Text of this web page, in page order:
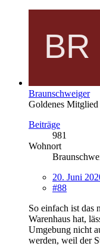
Braunschweiger
Goldenes Mitglied
Beiträge
981
Wohnort
20. Juni
#88
So einfach ist das
Warenhaus hat,
Umgebung nicht
werden, weil der